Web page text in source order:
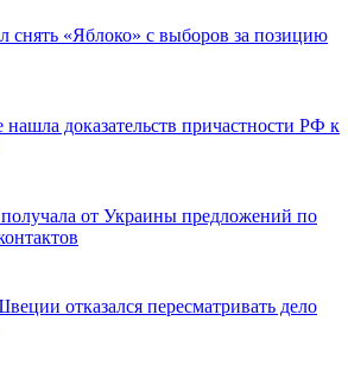
снять «Яблоко» с выборов за позицию
доказательств причастности РФ к
от Украины предложений по
отказался пересматривать дело